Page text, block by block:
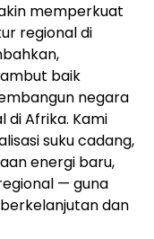
memperkuat
regional di
baik
negara
di Afrika. Kami
suku cadang,
energi baru,
— guna
dan